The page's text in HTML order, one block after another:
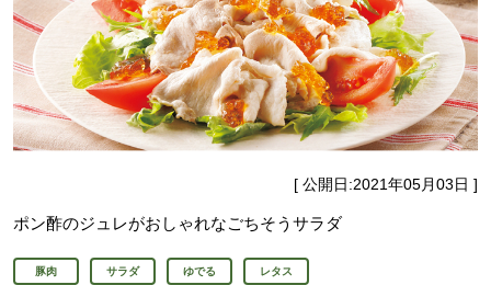
[ 公開日:2021年05月03日 ]
ポン酢のジュレがおしゃれなごちそうサラダ
豚肉 サラダ ゆでる レタス